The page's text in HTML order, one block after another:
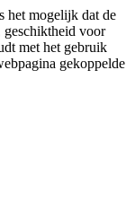
het mogelijk dat de
geschiktheid voor
met het gebruik
gekoppelde